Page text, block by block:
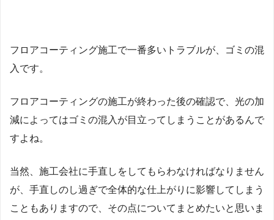
フロアコーティング施工で一番多いトラブルが、ゴミの混
入です。
フロアコーティングの施工が終わった後の確認で、光の加
減によってはゴミの混入が目立ってしまうことがあるんで
すよね。
当然、施工会社に手直しをしてもらわなければなりません
が、手直しのし過ぎで全体的な仕上がりに影響してしまう
こともありますので、その点についてまとめたいと思いま